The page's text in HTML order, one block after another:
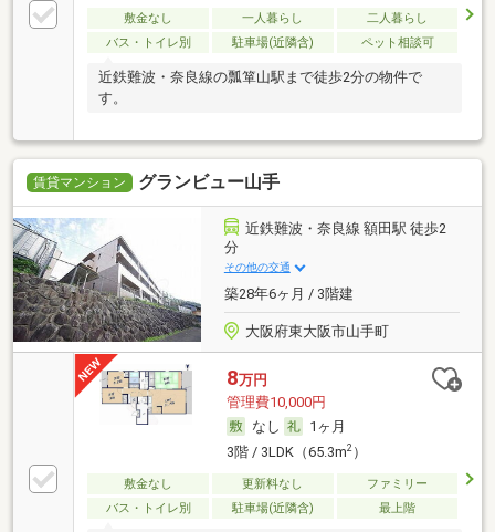
敷金なし 一人暮らし
二人暮らし
バス・トイレ別
駐車場(近隣含) ペット相談可
近鉄難波・奈良線の瓢箪山駅まで徒歩2分の物件で
す。
賃貸マンション グランビュー山手
近鉄難波・奈良線 額田駅 徒歩2
分
その他の交通
築28年6ヶ月 / 3階建
大阪府東大阪市山手町
8万円
管理費10,000円
なし
1ヶ月
3階 / 3LDK（65.3m2）
敷金なし 更新料なし
ファミリー
バス・トイレ別
駐車場(近隣含) 最上階